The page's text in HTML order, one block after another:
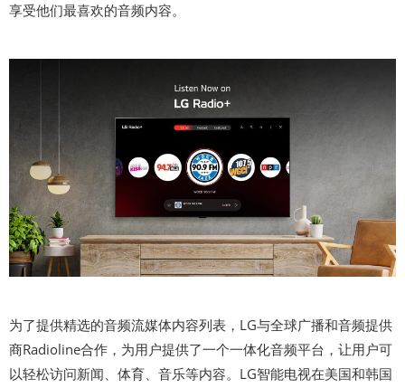
享受他们最喜欢的音频内容。
为了提供精选的音频流媒体内容列表，LG与全球广播和音频提供
商Radioline合作，为用户提供了一个一体化音频平台，让用户可
以轻松访问新闻、体育、音乐等内容。LG智能电视在美国和韩国